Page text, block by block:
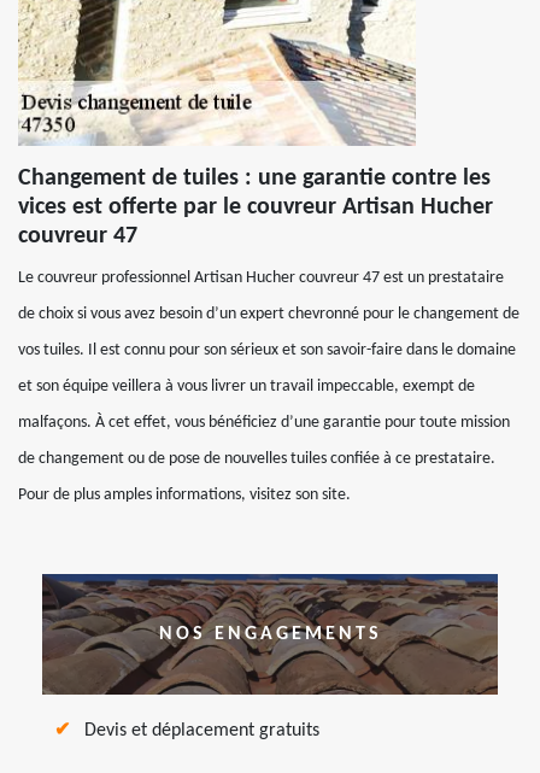
Changement de tuiles : une garantie contre les
vices est offerte par le couvreur Artisan Hucher
couvreur 47
Le couvreur professionnel Artisan Hucher couvreur 47 est un prestataire
de choix si vous avez besoin d’un expert chevronné pour le changement de
vos tuiles. Il est connu pour son sérieux et son savoir-faire dans le domaine
et son équipe veillera à vous livrer un travail impeccable, exempt de
malfaçons. À cet effet, vous bénéficiez d’une garantie pour toute mission
de changement ou de pose de nouvelles tuiles confiée à ce prestataire.
Pour de plus amples informations, visitez son site.
NOS ENGAGEMENTS
Devis et déplacement gratuits